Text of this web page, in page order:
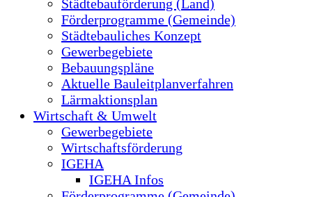
Städtebauförderung (Land)
Förderprogramme (Gemeinde)
Städtebauliches Konzept
Gewerbegebiete
Bebauungspläne
Aktuelle Bauleitplanverfahren
Lärmaktionsplan
Wirtschaft & Umwelt
Gewerbegebiete
Wirtschaftsförderung
IGEHA
IGEHA Infos